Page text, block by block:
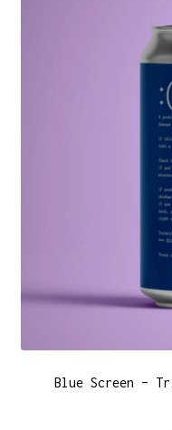
Blue Screen –